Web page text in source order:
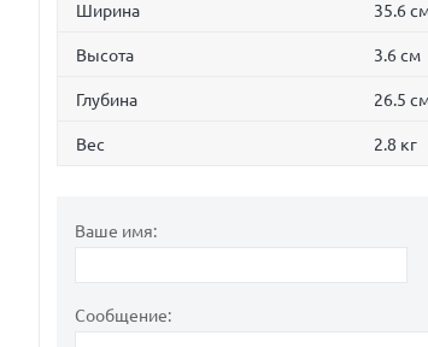
Ширина 35.6
Высота 3.6 см
Глубина 26.5
Вес 2.8 кг
Ваше имя:
Сообщение: